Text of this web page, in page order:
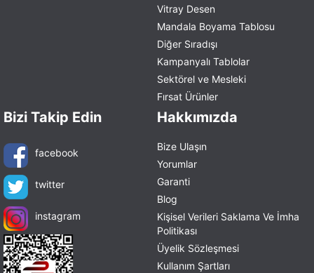
Vitray Desen
Mandala Boyama Tablosu
Diğer Sıradışı
Kampanyalı Tablolar
Sektörel ve Mesleki
Fırsat Ürünler
Bizi Takip Edin
facebook
twitter
instagram
Hakkımızda
Bize Ulaşın
Yorumlar
Garanti
Blog
Kişisel Verileri Saklama Ve İmha
Politikası
Üyelik Sözleşmesi
Kullanım Şartları